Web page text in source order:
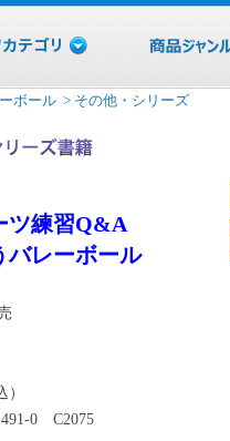
ボール > その他・シリーズ
ツ練習Q&A
バレーボール
0 C2075